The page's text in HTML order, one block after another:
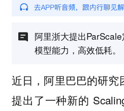
阿里浙大提出
模型能力，高效低耗。
近日，阿里巴巴的研
提出了一种新的